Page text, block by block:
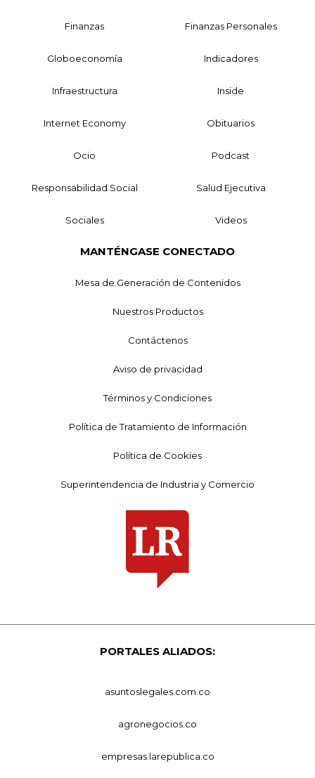
Finanzas Finanzas Personales
Globoeconomía Indicadores
Infraestructura Inside
Internet Economy Obituarios
Ocio Podcast
Responsabilidad Social Salud Ejecutiva
Sociales Videos
MANTÉNGASE CONECTADO
Mesa de Generación de Contenidos
Nuestros Productos
Contáctenos
Aviso de privacidad
Términos y Condiciones
Política de Tratamiento de Información
Política de Cookies
Superintendencia de Industria y Comercio
PORTALES ALIADOS:
asuntoslegales.com.co
agronegocios.co
empresas.larepublica.co